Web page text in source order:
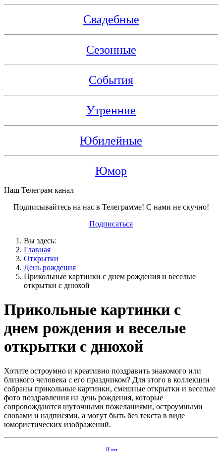
Свадебные
Сезонные
События
Утренние
Юбилейные
Юмор
Наш Телеграм канал
Подписывайтесь на нас в Телеграмме! С нами не скучно!
Подписаться
Вы здесь:
Главная
Открытки
День рождения
Прикольные картинки с днем рождения и веселые
открытки с днюхой
Прикольные картинки с
днем рождения и веселые
открытки с днюхой
Хотите остроумно и креативно поздравить знакомого или
близкого человека с его праздником? Для этого в коллекции
собраны прикольные картинки, смешные открытки и веселые
фото поздравления на день рождения, которые
сопровождаются шуточными пожеланиями, остроумными
словами и надписями, а могут быть без текста в виде
юмористических изображений.